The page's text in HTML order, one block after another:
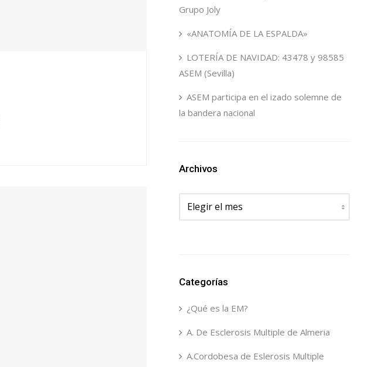
Grupo Joly
«ANATOMÍA DE LA ESPALDA»
LOTERÍA DE NAVIDAD: 43478 y 98585
ASEM (Sevilla)
ASEM participa en el izado solemne de
la bandera nacional
Archivos
Archivos
Categorías
¿Qué es la EM?
A. De Esclerosis Multiple de Almeria
A.Cordobesa de Eslerosis Multiple